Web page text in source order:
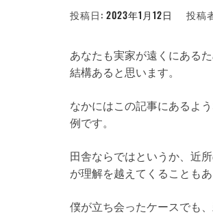
投稿日: 2023年1月12日 投稿
あなたも実家が遠くにある
結構あると思います。
なかにはこの記事にあるよ
例です。
田舎ならではというか、近
が理解を越えてくることもあ
僕が立ち会ったケースでも